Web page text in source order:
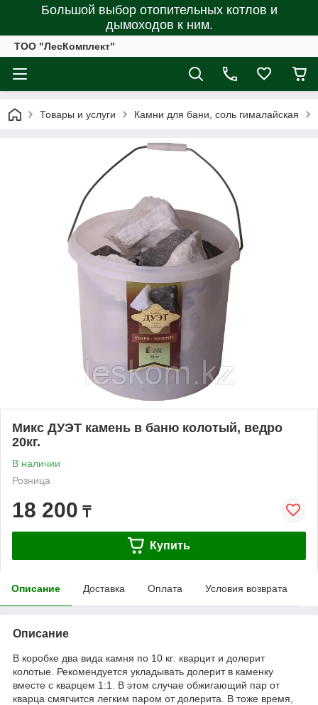
Большой выбор отопительных котлов и
дымоходов к ним.
ТОО "ЛесКомплект"
Товары и услуги Камни для бани, соль гималайская
Микс ДУЭТ камень в баню колотый, ведро
20кг.
В наличии
Розница
18 200 ₸
Купить
Описание Доставка Оплата Условия возврата
Описание
В коробке два вида камня по 10 кг: кварцит и долерит
колотые. Рекомендуется укладывать долерит в каменку
вместе с кварцем 1:1. В этом случае обжигающий пар от
кварца смягчится легким паром от долерита. В тоже время,